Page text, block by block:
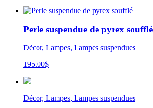
Perle suspendue de pyrex soufflé
Décor, Lampes, Lampes suspendues
195.00$
Décor, Lampes, Lampes suspendues